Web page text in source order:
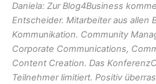
Daniela: Zur Blog4Business
Entscheider. Mitarbeiter aus allen
Kommunikation. Community
Corporate Communications,
Content Creation. Das
Teilnehmer limitiert. Positiv